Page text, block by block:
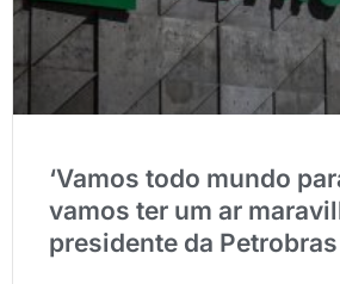
‘Vamos todo mundo
vamos ter um ar
presidente da Petrobras